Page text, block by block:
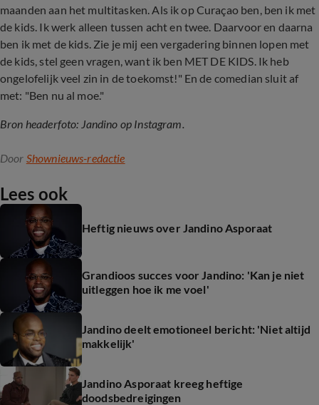
maanden aan het multitasken. Als ik op Curaçao ben, ben ik met
de kids. Ik werk alleen tussen acht en twee. Daarvoor en daarna
ben ik met de kids. Zie je mij een vergadering binnen lopen met
de kids, stel geen vragen, want ik ben MET DE KIDS. Ik heb
ongelofelijk veel zin in de toekomst!" En de comedian sluit af
met: "Ben nu al moe."
Bron headerfoto: Jandino op Instagram.
Door Shownieuws-redactie
Lees ook
Heftig nieuws over Jandino Asporaat
Grandioos succes voor Jandino: 'Kan je niet
uitleggen hoe ik me voel'
Jandino deelt emotioneel bericht: 'Niet altijd
makkelijk'
Jandino Asporaat kreeg heftige
doodsbedreigingen